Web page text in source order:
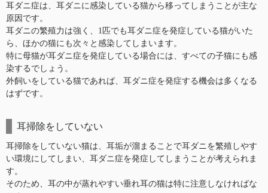
耳ダニ症は、耳ダニに感染している猫から移ってしまうことが主な
原因です。
耳ダニの繁殖力は強く、1匹でも耳ダニ症を発症している猫がいた
ら、ほかの猫にも次々と感染してしまいます。
特に母猫が耳ダニ症を発症している場合には、すべての子猫にも感
染するでしょう。
外飼いをしている猫であれば、耳ダニ症を発症する機会は多くなる
はずです。
耳掃除をしていない
耳掃除をしていない猫は、耳垢が溜まることで耳ダニを繁殖しやす
い環境にしてしまい、耳ダニ症を発症してしまうことが考えられま
す。
そのため、耳の中が蒸れやすい垂れ耳の猫は特に注意しなければな